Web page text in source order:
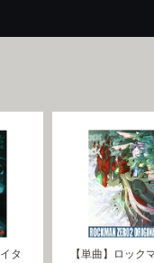
タ
【単曲】ロック